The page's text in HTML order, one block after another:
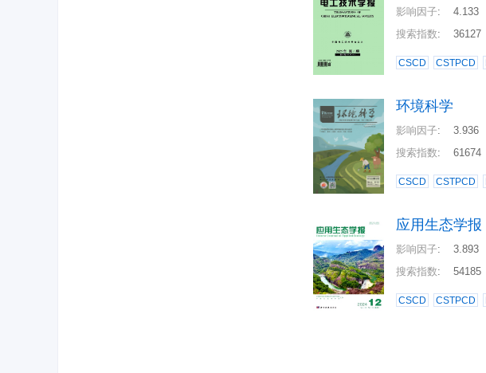
影响因子: 4.133
搜索指数: 36127
CSCD CSTPCD
环境科学
影响因子: 3.936
搜索指数: 61674
CSCD CSTPCD
应用生态学报
影响因子: 3.893
搜索指数: 54185
CSCD CSTPCD